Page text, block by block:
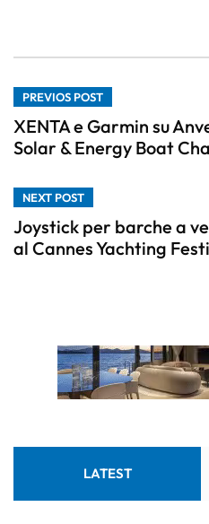
PREVIOS POST
XENTA e Garmin su
Solar & Energy Boat
NEXT POST
Joystick per barche a
al Cannes Yachting
LATEST